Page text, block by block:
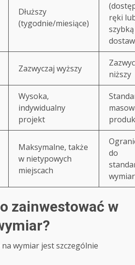
Dłuższy
(tygodnie/miesiące)
ręki
szybką
Zazwyczaj wyższy
niższy
Wysoka,
indywidualny
projekt
Maksymalne, także
w nietypowych
miejscach
do
zainwestować w
wymiar jest szczególnie